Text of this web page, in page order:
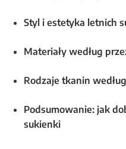
Styl i estetyka letnich
Materiały według
Rodzaje tkanin
Podsumowanie: jak
sukienki